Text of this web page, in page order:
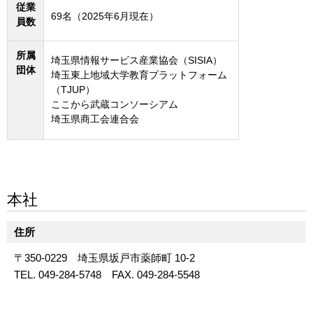
従業
員数
69名（2025年6月現在）
所属
団体
埼玉県情報サービス産業協会（SISIA）
埼玉東上地域大学教育プラットフォーム
（TJUP）
ここから武蔵コンソーシアム
埼玉県商工会連合会
本社
住所
〒350-0229 埼玉県坂戸市薬師町 10-2
TEL. 049-284-5748 FAX. 049-284-5548